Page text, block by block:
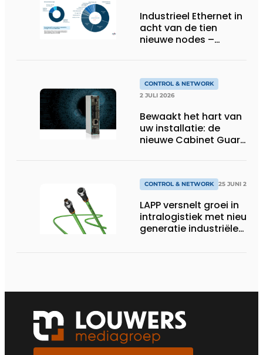
Industrieel Ethernet in
acht van de tien
nieuwe nodes –
sneller volgens de
jaarlijkse analyse van
HMS Networks
CONTROL & NETWORK
2 JULI 2026
Bewaakt het hart van
uw installatie: de
nieuwe Cabinet Guard
CONTROL & NETWORK 25 JUNI 2026
LAPP versnelt groei in
intralogistiek met nieuwe
generatie industriële